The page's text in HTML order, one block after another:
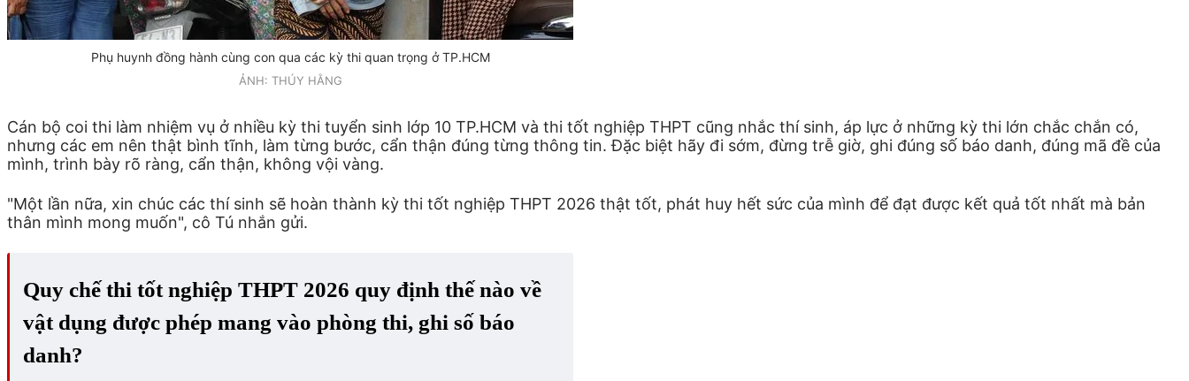
Phụ huynh đồng hành cùng con qua các kỳ thi quan trọng ở TP.HCM
ẢNH: THÚY HẰNG
Cán bộ coi thi làm nhiệm vụ ở nhiều kỳ thi tuyển sinh lớp 10 TP.HCM và thi tốt nghiệp THPT cũng nhắc thí sinh, áp lực ở những kỳ thi lớn chắc chắn có,
nhưng các em nên thật bình tĩnh, làm từng bước, cẩn thận đúng từng thông tin. Đặc biệt hãy đi sớm, đừng trễ giờ, ghi đúng số báo danh, đúng mã đề của
mình, trình bày rõ ràng, cẩn thận, không vội vàng.
"Một lần nữa, xin chúc các thí sinh sẽ hoàn thành kỳ thi tốt nghiệp THPT 2026 thật tốt, phát huy hết sức của mình để đạt được kết quả tốt nhất mà bản
thân mình mong muốn", cô Tú nhắn gửi.
Quy chế thi tốt nghiệp THPT 2026 quy định thế nào về
vật dụng được phép mang vào phòng thi, ghi số báo
danh?